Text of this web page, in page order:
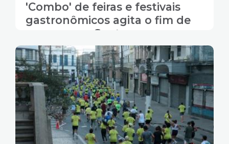
'Combo' de feiras e festivais
gastronômicos agita o fim de
semana em Santos